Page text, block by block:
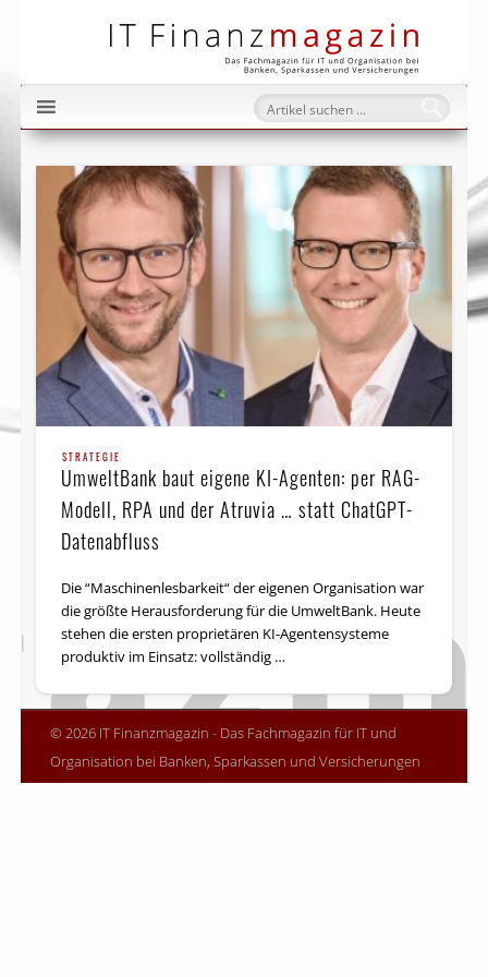
STRATEGIE
UmweltBank baut eigene KI-Agenten: per RAG-
Modell, RPA und der Atruvia … statt ChatGPT-
Datenabfluss
Die “Maschinenlesbarkeit“ der eigenen Organisation war
die größte Herausforderung für die UmweltBank. Heute
stehen die ersten proprietären KI-Agentensysteme
produktiv im Einsatz: vollständig …
© 2026 IT Finanzmagazin - Das Fachmagazin für IT und
Organisation bei Banken, Sparkassen und Versicherungen